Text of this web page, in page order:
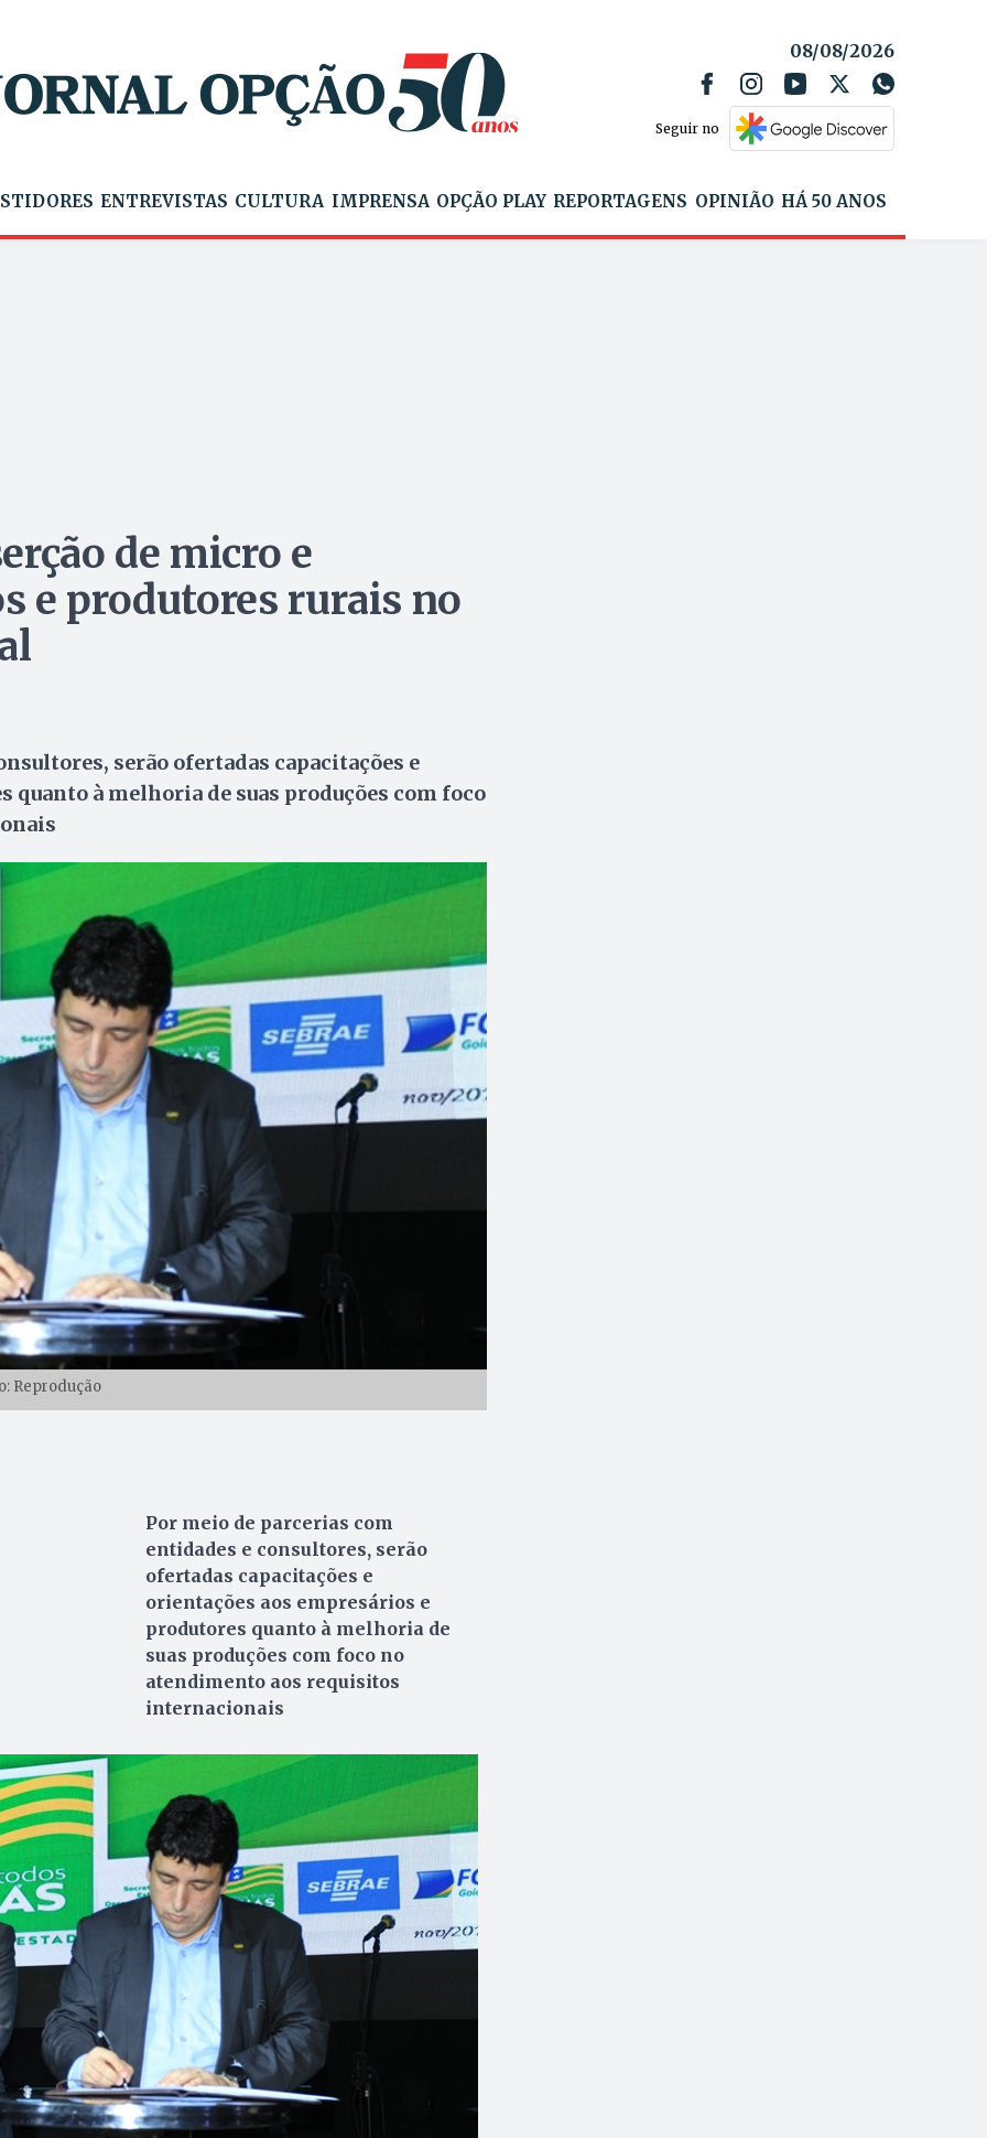
08/08/2026
Seguir no
ENTREVISTAS CULTURA IMPRENSA OPÇÃO PLAY REPORTAGENS OPINIÃO HÁ 50 ANOS
de micro e
e produtores rurais no
serão ofertadas capacitações e
à melhoria de suas produções com foco
Reprodução
Por meio de parcerias com
entidades e consultores, serão
ofertadas capacitações e
orientações aos empresários e
produtores quanto à melhoria de
suas produções com foco no
atendimento aos requisitos
internacionais